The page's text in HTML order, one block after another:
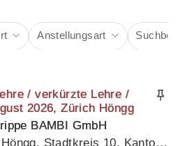
Anstellungsart
/ verkürzte Lehre /
2026, Zürich Höngg
BAMBI GmbH
8049 Zürich Höngg, Stadtkreis 10, Kanton Zürich